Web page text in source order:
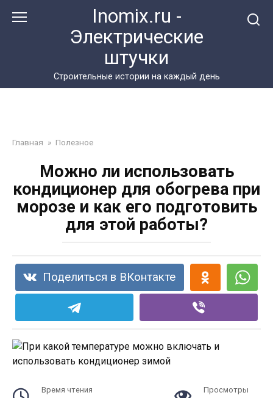
Inomix.ru -
Электрические
штучки
Cтроительные истории на каждый день
Главная » Полезное
Можно ли использовать
кондиционер для обогрева при
морозе и как его подготовить
для этой работы?
Поделиться в ВКонтакте
Время чтения Просмотры